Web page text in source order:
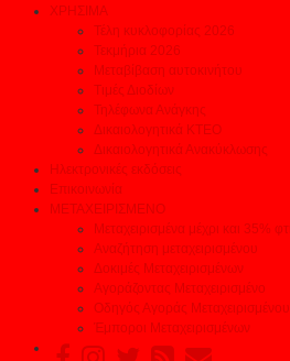
ΧΡΗΣΙΜΑ
Τέλη κυκλοφορίας 2026
Τεκμήρια 2026
Μεταβίβαση αυτοκινήτου
Τιμές Διοδίων
Τηλέφωνα Ανάγκης
Δικαιολογητικά ΚΤΕΟ
Δικαιολογητικά Ανακύκλωσης
Ηλεκτρονικές εκδόσεις
Επικοινωνία
ΜΕΤΑΧΕΙΡΙΣΜΕΝΟ
Μεταχειρισμένα μέχρι και 35%
Αναζήτηση μεταχειρισμένου
Δοκιμές Μεταχειρισμένων
Αγοράζοντας Μεταχειρισμένο
Οδηγός Αγοράς Μεταχειρισμένου
Έμποροι Μεταχειρισμένων